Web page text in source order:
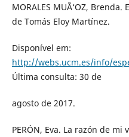
MORALES MUÃ‘OZ,
de Tomás Eloy Martínez.
Disponível em:
http://webs.ucm.es/info/
Última consulta: 30 de
agosto de 2017.
PERÓN, Eva. La razón de